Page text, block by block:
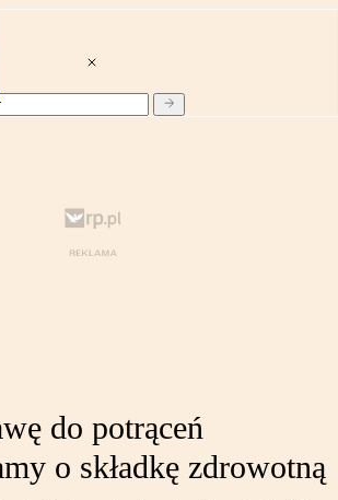
do potrąceń
o składkę zdrowotną